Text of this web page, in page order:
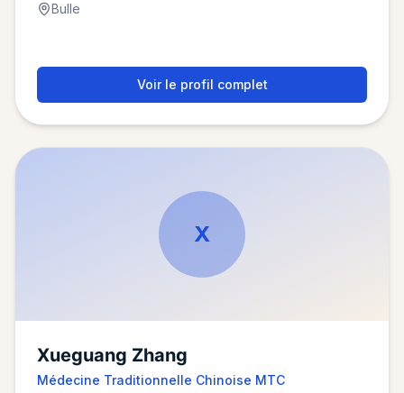
Bulle
Voir le profil complet
X
Xueguang Zhang
Médecine Traditionnelle Chinoise MTC